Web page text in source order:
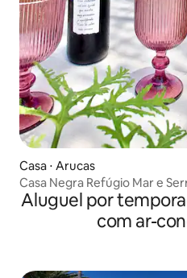
Casa ⋅ Arucas
Casa Negra Refúgio Mar e
Aluguel por
com ar-